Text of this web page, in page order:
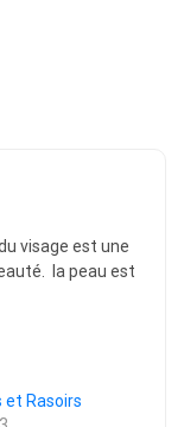
visage est une
la peau est
et Rasoirs